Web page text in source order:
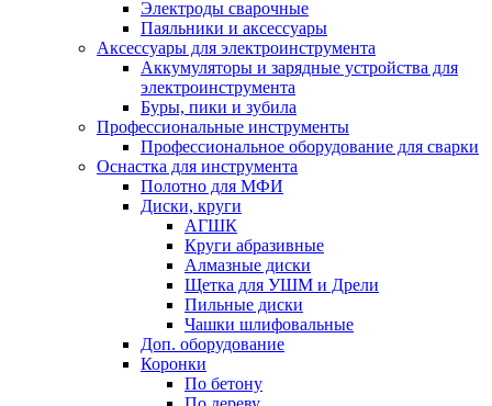
Электроды сварочные
Паяльники и аксессуары
Аксессуары для электроинструмента
Аккумуляторы и зарядные устройства для
электроинструмента
Буры, пики и зубила
Профессиональные инструменты
Профессиональное оборудование для сварки
Оснастка для инструмента
Полотно для МФИ
Диски, круги
АГШК
Круги абразивные
Алмазные диски
Щетка для УШМ и Дрели
Пильные диски
Чашки шлифовальные
Доп. оборудование
Коронки
По бетону